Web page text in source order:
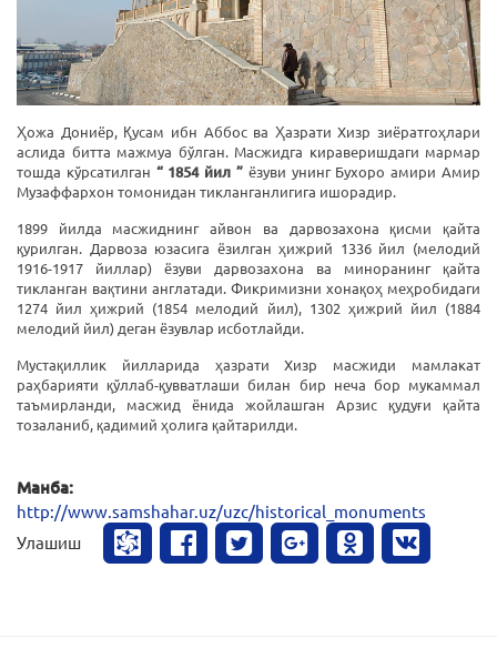
Ҳожа Дониёр, Қусам ибн Аббос ва Ҳазрати Хизр зиёратгоҳлари
аслида битта мажмуа бўлган. Масжидга кираверишдаги мармар
тошда кўрсатилган “ 1854 йил ” ёзуви унинг Бухоро амири Амир
Музаффархон томонидан тикланганлигига ишорадир.
1899 йилда масжиднинг айвон ва дарвозахона қисми қайта
қурилган. Дарвоза юзасига ёзилган ҳижрий 1336 йил (мелодий
1916-1917 йиллар) ёзуви дарвозахона ва миноранинг қайта
тикланган вақтини англатади. Фикримизни хонақоҳ меҳробидаги
1274 йил ҳижрий (1854 мелодий йил), 1302 ҳижрий йил (1884
мелодий йил) деган ёзувлар исботлайди.
Мустақиллик йилларида ҳазрати Хизр масжиди мамлакат
раҳбарияти қўллаб-қувватлаши билан бир неча бор мукаммал
таъмирланди, масжид ёнида жойлашган Арзис қудуғи қайта
тозаланиб, қадимий ҳолига қайтарилди.
Манба:
http://www.samshahar.uz/uzc/historical_monuments
Улашиш